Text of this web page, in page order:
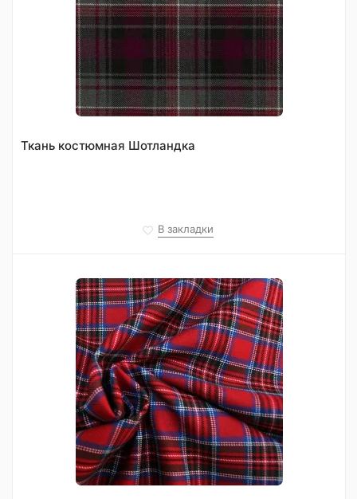
Ткань костюмная Шотландка
В закладки